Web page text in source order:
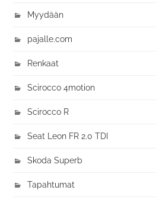
Myydään
pajalle.com
Renkaat
Scirocco 4motion
Scirocco R
Seat Leon FR 2.0 TDI
Skoda Superb
Tapahtumat